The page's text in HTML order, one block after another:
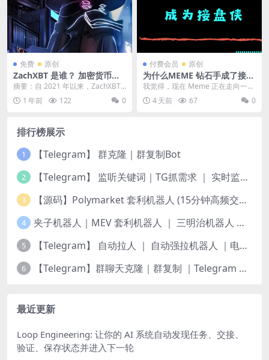
免费 原创
ZachXBT 是谁？ 加密货币匿
名侦探
摘要：自 2021 年以来，ZachXBT
一直是一位自学成才的区块链调查
员的数字...
1 年前 122 0
付费会员 原创
为什么MEME 钻石手成了接盘
侠？
我觉得，现在 Meme 正在走向一个
终点 市场越来越像 ICO 后期。 201
7... 4 天前 67 0
排行榜展示
1 【Telegram】 群克隆｜群复制Bot
2 【Telegram】 监听关键词｜TG抓需求 ｜ 实时监测频道
3 【源码】Polymarket 套利机器人 (15分钟高频交易) — 稳定运行版｜更新5种策略
4 夹子机器人｜MEV 套利机器人 ｜ 三明治机器人 ｜ 抢跑机器人 ｜ 绿色安全版源码 ｜ 多语言版本 Python 、JS、Rust | 多链
5 【Telegram】 自动拉人 ｜ 自动强拉机器人 ｜电报群拉人Bot🤖️
6 【Telegram】群聊天克隆｜群复制 ｜Telegram 历史记录转发
最近更新
Loop Engineering: 让你的 AI 系统自动发现任务、交接、
验证、保存状态并进入下一轮